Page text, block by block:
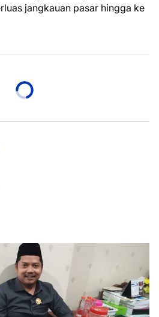
jangkauan pasar hingga ke